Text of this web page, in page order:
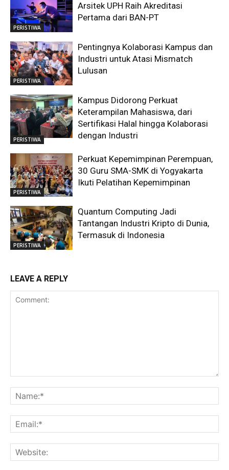
PERISTIWA
Arsitek UPH Raih Akreditasi
Pertama dari BAN-PT
PERISTIWA
Pentingnya Kolaborasi Kampus dan
Industri untuk Atasi Mismatch
Lulusan
PERISTIWA
Kampus Didorong Perkuat
Keterampilan Mahasiswa, dari
Sertifikasi Halal hingga Kolaborasi
dengan Industri
PERISTIWA
Perkuat Kepemimpinan Perempuan,
30 Guru SMA-SMK di Yogyakarta
Ikuti Pelatihan Kepemimpinan
PERISTIWA
Quantum Computing Jadi
Tantangan Industri Kripto di Dunia,
Termasuk di Indonesia
LEAVE A REPLY